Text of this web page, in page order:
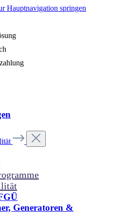
Hauptnavigation springen
Generatoren &